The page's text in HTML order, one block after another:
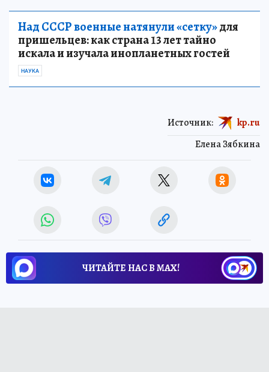
Над СССР военные натянули «сетку»для
пришельцев: как страна 13 лет тайно
искала и изучала инопланетных гостей
НАУКА
Елена Зябкина
Источник: kp.ru
ЧИТАЙТЕ НАС В МАХ!